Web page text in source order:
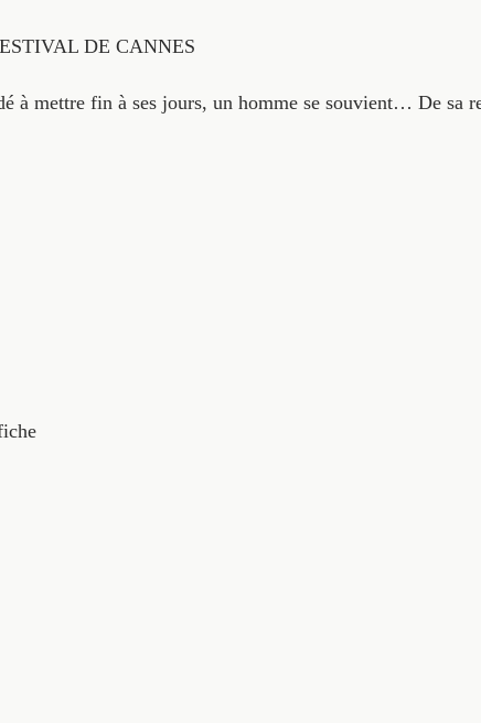
DE CANNES
à mettre fin à ses jours, un homme se souvient… De sa